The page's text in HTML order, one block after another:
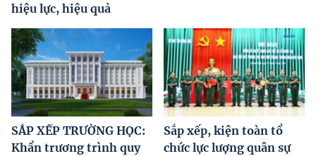
hiệu lực, hiệu quả
SẮP XẾP TRƯỜNG HỌC:
Khẩn trương trình quy
Sắp xếp, kiện toàn tổ
chức lực lượng quân sự